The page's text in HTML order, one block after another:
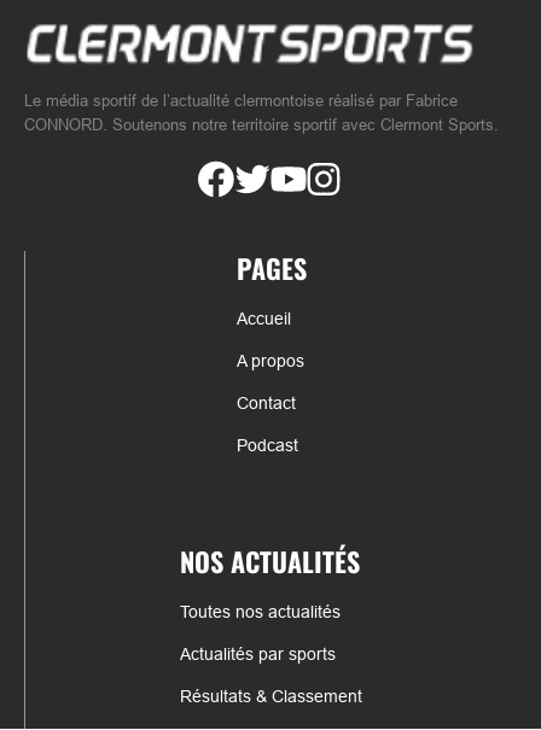
Le média sportif de l’actualité clermontoise réalisé par Fabrice
CONNORD. Soutenons notre territoire sportif avec Clermont Sports.
PAGES
Accueil
A propos
Contact
Podcast
NOS ACTUALITÉS
Toutes nos actualités
Actualités par sports
Résultats & Classement